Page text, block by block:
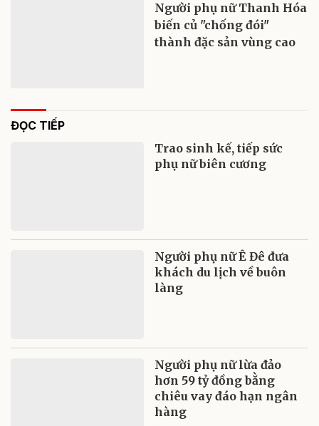
Người phụ nữ Thanh Hóa
biến củ "chống đói"
thành đặc sản vùng cao
ĐỌC TIẾP
Trao sinh kế, tiếp sức
phụ nữ biên cương
Người phụ nữ Ê Đê đưa
khách du lịch về buôn
làng
Người phụ nữ lừa đảo
hơn 59 tỷ đồng bằng
chiêu vay đáo hạn ngân
hàng